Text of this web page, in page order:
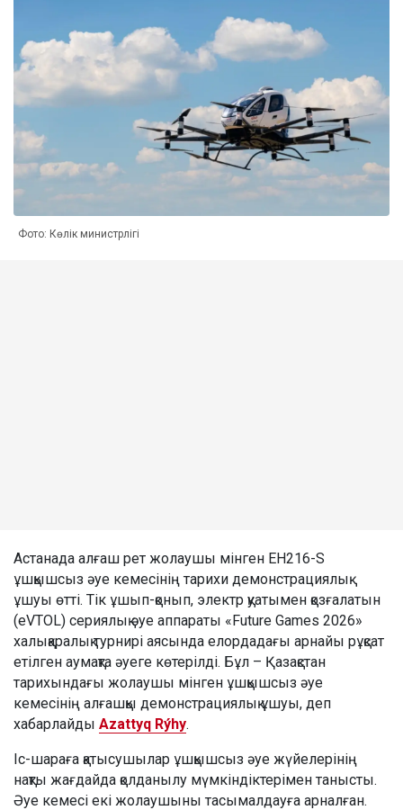
Фото: Көлік министрлігі
Астанада алғаш рет жолаушы мінген EH216-S
ұшқышсыз әуе кемесінің тарихи демонстрациялық
ұшуы өтті. Тік ұшып-қонып, электр қуатымен қозғалатын
(eVTOL) сериялық әуе аппараты «Future Games 2026»
халықаралық турнирі аясында елордадағы арнайы рұқсат
етілген аумақта әуеге көтерілді. Бұл – Қазақстан
тарихындағы жолаушы мінген ұшқышсыз әуе
кемесінің алғашқы демонстрациялық ұшуы, деп
хабарлайды Azattyq Rýhy.
Іс-шараға қатысушылар ұшқышсыз әуе жүйелерінің
нақты жағдайда қолданылу мүмкіндіктерімен танысты.
Әуе кемесі екі жолаушыны тасымалдауға арналған.